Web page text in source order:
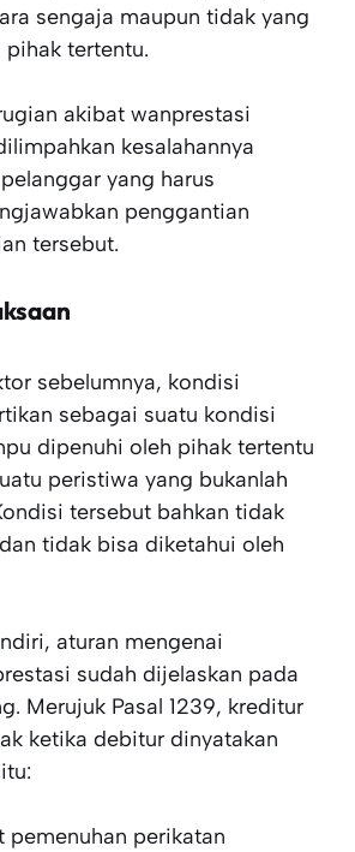
sengaja maupun tidak yang
tertentu.
akibat wanprestasi
kesalahannya
yang harus
penggantian
tersebut.
sebelumnya, kondisi
sebagai suatu kondisi
dipenuhi oleh pihak tertentu
peristiwa yang bukanlah
tersebut bahkan tidak
tidak bisa diketahui oleh
aturan mengenai
sudah dijelaskan pada
Merujuk Pasal 1239, kreditur
ketika debitur dinyatakan
pemenuhan perikatan